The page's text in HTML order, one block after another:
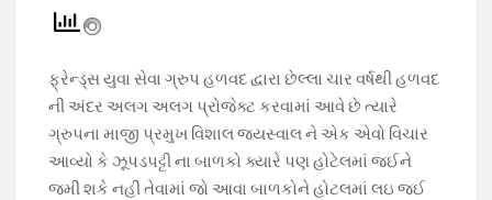
e
b
o
o
k
s
A
p
p
gr
a
m
er y
Li
n
k
ફ્રેન્ડ્સ યુવા સેવા ગ્રુપ હળવદ દ્વારા છેલ્લા ચાર વર્ષથી હળવદ
ની અંદર અલગ અલગ પ્રોજેક્ટ કરવામાં આવે છે ત્યારે
ગ્રુપના માજી પ્રમુખ વિશાલ જયસ્વાલ ને એક એવો વિચાર
આવ્યો કે ઝૂપડપટ્ટી ના બાળકો ક્યારે પણ હોટેલમાં જઈને
જમી શકે નહીં તેવામાં જો આવા બાળકોને હોટલમાં લઇ જઈ